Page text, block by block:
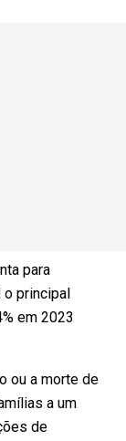
para
o principal
em 2023
ou a morte de
a um
de